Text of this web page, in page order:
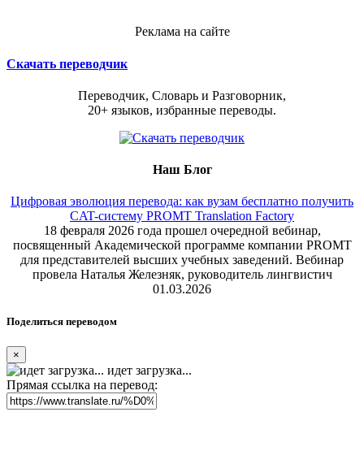
Реклама на сайте
Скачать переводчик
Переводчик, Словарь и Разговорник,
20+ языков, избранные переводы.
Наш Блог
Цифровая эволюция перевода: как вузам бесплатно получить
CAT-систему PROMT Translation Factory
18 февраля 2026 года прошел очередной вебинар,
посвященный Академической программе компании PROMT
для представителей высших учебных заведений. Вебинар
провела Наталья Железняк, руководитель лингвистич
01.03.2026
Поделиться переводом
×
идет загрузка...
Прямая ссылка на перевод: